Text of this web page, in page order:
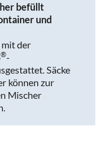
befüllt
und
der
®-
Säcke
können zur
Mischer